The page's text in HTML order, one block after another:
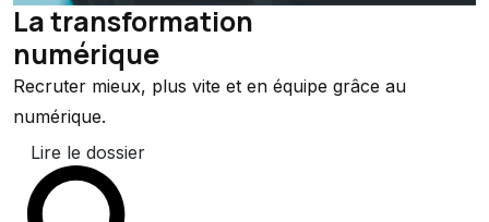
La transformation
numérique
Recruter mieux, plus vite et en équipe grâce au
numérique.
Lire le dossier